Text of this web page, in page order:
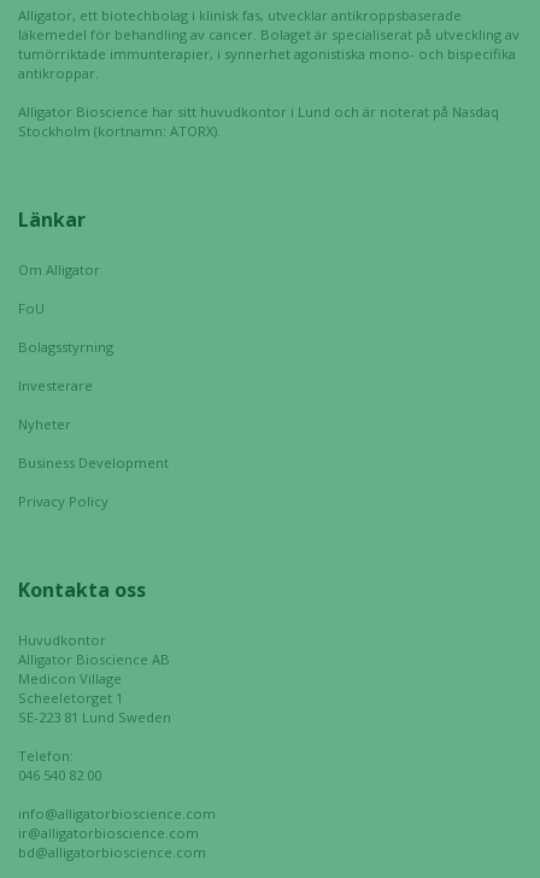
Alligator, ett biotechbolag i klinisk fas, utvecklar antikroppsbaserade
läkemedel för behandling av cancer. Bolaget är specialiserat på utveckling av
tumörriktade immunterapier, i synnerhet agonistiska mono- och bispecifika
antikroppar.
Alligator Bioscience har sitt huvudkontor i Lund och är noterat på Nasdaq
Stockholm (kortnamn: ATORX).
Länkar
Om Alligator
FoU
Bolagsstyrning
Investerare
Nyheter
Business Development
Privacy Policy
Kontakta oss
Huvudkontor
Alligator Bioscience AB
Medicon Village
Scheeletorget 1
SE-223 81 Lund Sweden
Telefon:
046 540 82 00
info@alligatorbioscience.com
ir@alligatorbioscience.com
bd@alligatorbioscience.com
Marknadsföring
Genom att dela
intressen och ditt